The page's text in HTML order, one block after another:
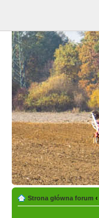
Strona główna forum ‹